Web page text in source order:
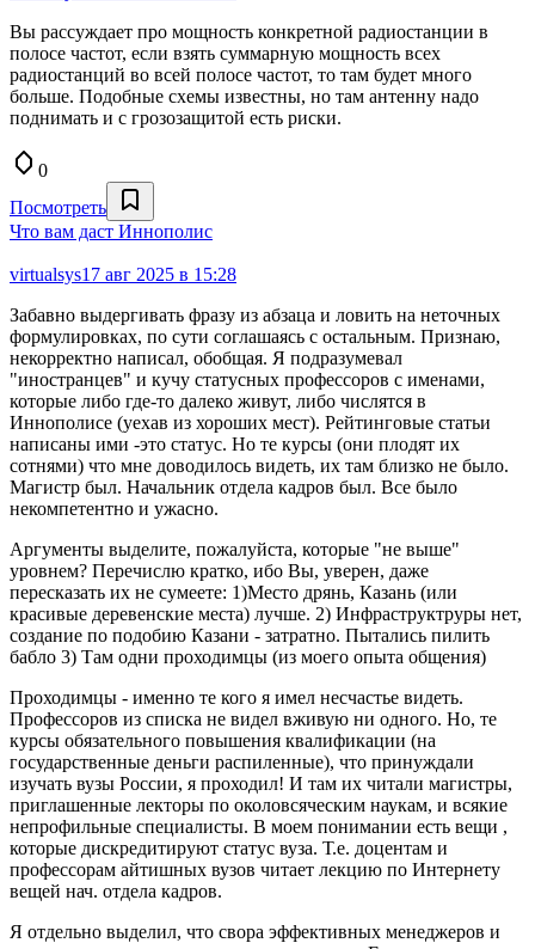
Вы рассуждает про мощность конкретной радиостанции в
полосе частот, если взять суммарную мощность всех
радиостанций во всей полосе частот, то там будет много
больше. Подобные схемы известны, но там антенну надо
поднимать и с грозозащитой есть риски.
0
Посмотреть
Что вам даст Иннополис
virtualsys17 авг 2025 в 15:28
Забавно выдергивать фразу из абзаца и ловить на неточных
формулировках, по сути соглашаясь с остальным. Признаю,
некорректно написал, обобщая. Я подразумевал
"иностранцев" и кучу статусных профессоров с именами,
которые либо где-то далеко живут, либо числятся в
Иннополисе (уехав из хороших мест). Рейтинговые статьи
написаны ими -это статус. Но те курсы (они плодят их
сотнями) что мне доводилось видеть, их там близко не было.
Магистр был. Начальник отдела кадров был. Все было
некомпетентно и ужасно.
Аргументы выделите, пожалуйста, которые "не выше"
уровнем? Перечислю кратко, ибо Вы, уверен, даже
пересказать их не сумеете: 1)Место дрянь, Казань (или
красивые деревенские места) лучше. 2) Инфраструктруры нет,
создание по подобию Казани - затратно. Пытались пилить
бабло 3) Там одни проходимцы (из моего опыта общения)
Проходимцы - именно те кого я имел несчастье видеть.
Профессоров из списка не видел вживую ни одного. Но, те
курсы обязательного повышения квалификации (на
государственные деньги распиленные), что принуждали
изучать вузы России, я проходил! И там их читали магистры,
приглашенные лекторы по околовсяческим наукам, и всякие
непрофильные специалисты. В моем понимании есть вещи ,
которые дискредитируют статус вуза. Т.е. доцентам и
профессорам айтишных вузов читает лекцию по Интернету
вещей нач. отдела кадров.
Я отдельно выделил, что свора эффективных менеджеров и